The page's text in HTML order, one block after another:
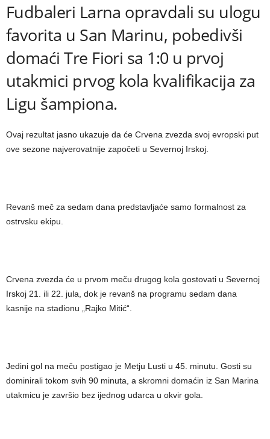
Fudbaleri Larna opravdali su ulogu
favorita u San Marinu, pobedivši
domaći Tre Fiori sa 1:0 u prvoj
utakmici prvog kola kvalifikacija za
Ligu šampiona.
Ovaj rezultat jasno ukazuje da će Crvena zvezda svoj evropski put
ove sezone najverovatnije započeti u Severnoj Irskoj.
Revanš meč za sedam dana predstavljaće samo formalnost za
ostrvsku ekipu.
Crvena zvezda će u prvom meču drugog kola gostovati u Severnoj
Irskoj 21. ili 22. jula, dok je revanš na programu sedam dana
kasnije na stadionu „Rajko Mitić“.
Jedini gol na meču postigao je Metju Lusti u 45. minutu. Gosti su
dominirali tokom svih 90 minuta, a skromni domaćin iz San Marina
utakmicu je završio bez ijednog udarca u okvir gola.